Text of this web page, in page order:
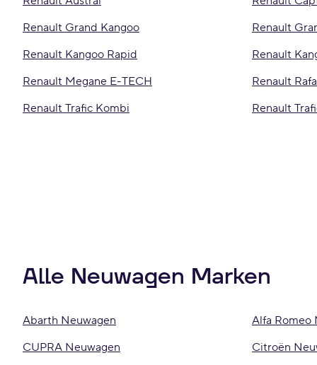
Renault Grand Kangoo
Renault
Renault Kangoo Rapid
Renault
Renault Megane E-TECH
Renault
Renault Trafic Kombi
Renault
Alle Neuwagen Marken
Abarth Neuwagen Alfa Romeo
CUPRA Neuwagen
Citroën